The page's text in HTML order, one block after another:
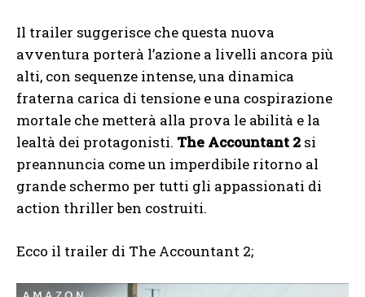
Il trailer suggerisce che questa nuova
avventura porterà l’azione a livelli ancora più
alti, con sequenze intense, una dinamica
fraterna carica di tensione e una cospirazione
mortale che metterà alla prova le abilità e la
lealtà dei protagonisti. The Accountant 2 si
preannuncia come un imperdibile ritorno al
grande schermo per tutti gli appassionati di
action thriller ben costruiti.
Ecco il trailer di The Accountant 2;